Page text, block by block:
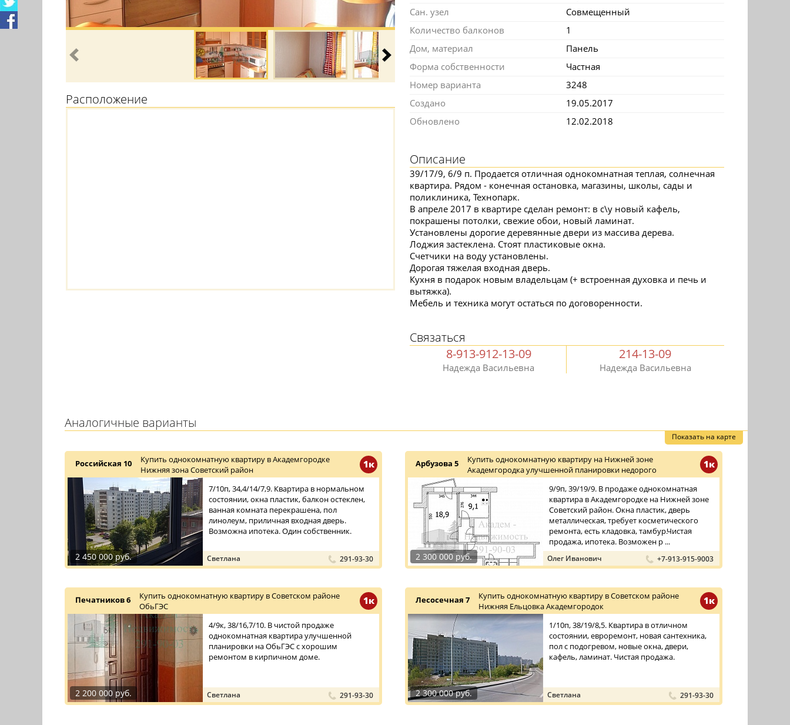
Расположение
Сан. узел
Совмещенный
Количество балконов
1
Дом, материал
Панель
Форма собственности
Частная
Номер варианта
3248
Создано
19.05.2017
Обновлено
12.02.2018
Описание
39/17/9, 6/9 п. Продается отличная однокомнатная теплая, солнечная
квартира. Рядом - конечная остановка, магазины, школы, сады и
поликлиника, Технопарк.
В апреле 2017 в квартире сделан ремонт: в с\у новый кафель,
покрашены потолки, свежие обои, новый ламинат.
Установлены дорогие деревянные двери из массива дерева.
Лоджия застеклена. Стоят пластиковые окна.
Счетчики на воду установлены.
Дорогая тяжелая входная дверь.
Кухня в подарок новым владельцам (+ встроенная духовка и печь и
вытяжка).
Мебель и техника могут остаться по договоренности.
Связаться
8-913-912-13-09
Надежда Васильевна
214-13-09
Надежда Васильевна
Аналогичные варианты
Показать на карте
1к
Российская 10
Купить однокомнатную квартиру в Академгородке
Нижняя зона Советский район
2 450 000 руб.
7/10п, 34,4/14/7,9. Квартира в нормальном
состоянии, окна пластик, балкон остеклен,
ванная комната перекрашена, пол
линолеум, приличная входная дверь.
Возможна ипотека. Один собственник.
Светлана 291-93-30
1к
Арбузова 5
Купить однокомнатную квартиру на Нижней зоне
Академгородка улучшенной планировки недорого
2 300 000 руб.
9/9п, 39/19/9. В продаже однокомнатная
квартира в Академгородке на Нижней зоне
Советский район. Окна пластик, дверь
металлическая, требует косметического
ремонта, есть кладовка, тамбур.Чистая
продажа, ипотека. Возможен р ...
Олег Иванович +7-913-915-9003
1к
Печатников 6
Купить однокомнатную квартиру в Советском районе
ОбьГЭС
2 200 000 руб.
4/9к, 38/16,7/10. В чистой продаже
однокомнатная квартира улучшенной
планировки на ОбьГЭС с хорошим
ремонтом в кирпичном доме.
Светлана 291-93-30
1к
Лесосечная 7
Купить однокомнатную квартиру в Советском районе
Нижняя Ельцовка Академгородок
2 300 000 руб.
1/10п, 38/19/8,5. Квартира в отличном
состоянии, евроремонт, новая сантехника,
пол с подогревом, новые окна, двери,
кафель, ламинат. Чистая продажа.
Светлана 291-93-30